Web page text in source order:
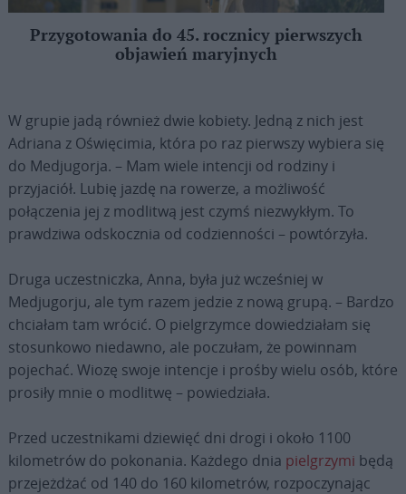
Przygotowania do 45. rocznicy pierwszych
objawień maryjnych
W grupie jadą również dwie kobiety. Jedną z nich jest
Adriana z Oświęcimia, która po raz pierwszy wybiera się
do Medjugorja. – Mam wiele intencji od rodziny i
przyjaciół. Lubię jazdę na rowerze, a możliwość
połączenia jej z modlitwą jest czymś niezwykłym. To
prawdziwa odskocznia od codzienności – powtórzyła.
Druga uczestniczka, Anna, była już wcześniej w
Medjugorju, ale tym razem jedzie z nową grupą. – Bardzo
chciałam tam wrócić. O pielgrzymce dowiedziałam się
stosunkowo niedawno, ale poczułam, że powinnam
pojechać. Wiozę swoje intencje i prośby wielu osób, które
prosiły mnie o modlitwę – powiedziała.
Przed uczestnikami dziewięć dni drogi i około 1100
kilometrów do pokonania. Każdego dnia pielgrzymi będą
przejeżdżać od 140 do 160 kilometrów, rozpoczynając